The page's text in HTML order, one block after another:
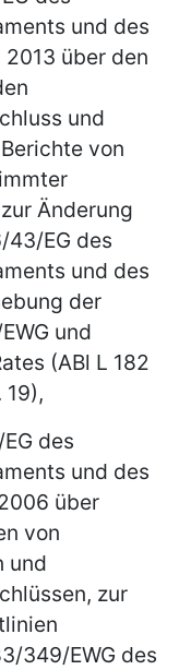
und des
2013 über den
und
von
Änderung
EG des
und des
der
und
(ABl L 182
19),
des
und des
über
von
und
zur
349/EWG des